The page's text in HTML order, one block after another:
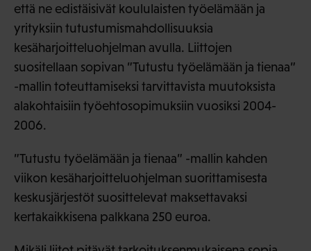
että ne edistäisivät koululaisten työelämään ja
yrityksiin tutustumismahdollisuuksia
kesäharjoitteluohjelman avulla. Liittojen
suositellaan sopivan ”Tutustu työelämään ja tienaa”
-mallin toteuttamiseksi tarvittavista muutoksista
alakohtaisiin työehtosopimuksiin vuosiksi 2004-
2006.
”Tutustu työelämään ja tienaa” -mallin kahden
viikon kesäharjoitteluohjelman suorittamisesta
keskusjärjestöt suosittelevat maksettavaksi
kertakaikkisena palkkana 250 euroa.